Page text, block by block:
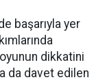
başarıyla yer
dikkatini
da davet edilen